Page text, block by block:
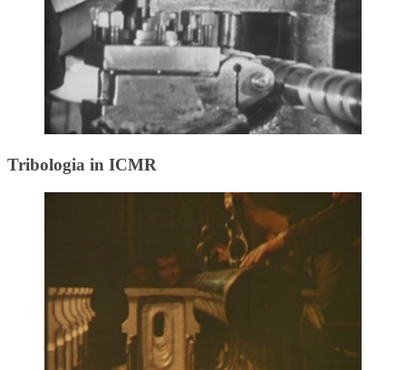
Tribologia in ICMR